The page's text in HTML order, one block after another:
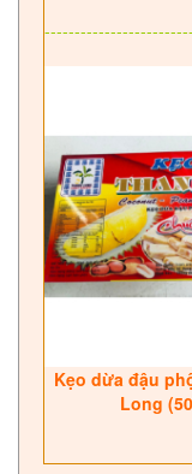
Kẹo dừa đậu
Long